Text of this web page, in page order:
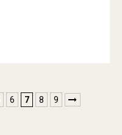
6 7 8 9 